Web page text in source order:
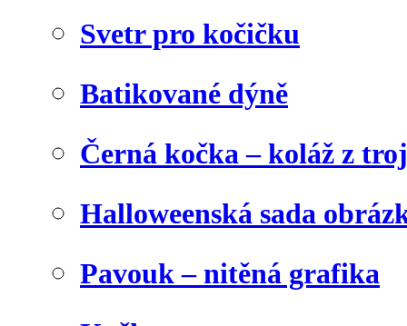
Svetr pro kočičku
Batikované dýně
Černá kočka – koláž z
Halloweenská sada
Pavouk – nitěná grafika